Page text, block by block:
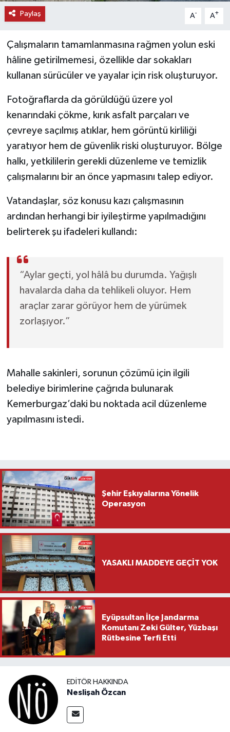
Paylaş A- A+
Çalışmaların tamamlanmasına rağmen yolun eski
hâline getirilmemesi, özellikle dar sokakları
kullanan sürücüler ve yayalar için risk oluşturuyor.
Fotoğraflarda da görüldüğü üzere yol
kenarındaki çökme, kırık asfalt parçaları ve
çevreye saçılmış atıklar, hem görüntü kirliliği
yaratıyor hem de güvenlik riski oluşturuyor. Bölge
halkı, yetkililerin gerekli düzenleme ve temizlik
çalışmalarını bir an önce yapmasını talep ediyor.
Vatandaşlar, söz konusu kazı çalışmasının
ardından herhangi bir iyileştirme yapılmadığını
belirterek şu ifadeleri kullandı:
“Aylar geçti, yol hâlâ bu durumda. Yağışlı
havalarda daha da tehlikeli oluyor. Hem
araçlar zarar görüyor hem de yürümek
zorlaşıyor.”
Mahalle sakinleri, sorunun çözümü için ilgili
belediye birimlerine çağrıda bulunarak
Kemerburgaz’daki bu noktada acil düzenleme
yapılmasını istedi.
Şehir Eşkıyalarına Yönelik
Operasyon
YASAKLI MADDEYE GEÇİT YOK
Eyüpsultan İlçe Jandarma
Komutanı Zeki Gülter, Yüzbaşı
Rütbesine Terfi Etti
EDITÖR HAKKINDA
Neslişah Özcan
TİCARET
YAŞAM